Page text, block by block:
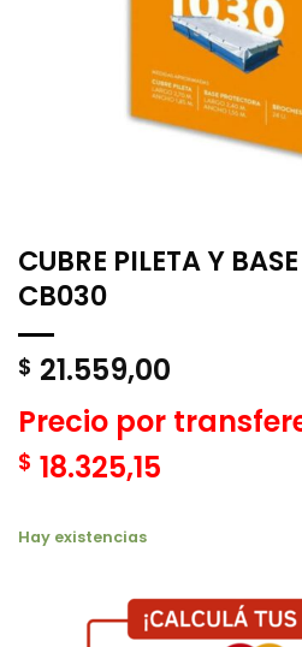
CUBRE PILETA Y
CB030
$ 21.559,00
Precio por
$ 18.325,15
Hay existencias